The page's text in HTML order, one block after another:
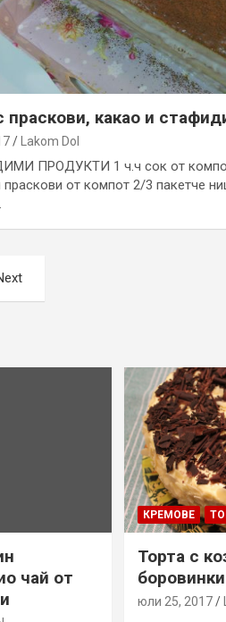
праскови, какао и
Lakom Dol
ПРОДУКТИ 1 ч.ч сок от
праскови от компот 2/3 пакетче
чай от
КРЕМОВЕ
Торта с
боровинки
юли 25, 2017